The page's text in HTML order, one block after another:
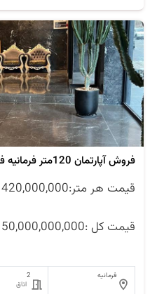
فروش آپارتمان 120متر فرمانیه فول مشاعات
قیمت هر متر:420,000,000
قیمت کل :50,000,000,000
فرمانیه
2
اتاق